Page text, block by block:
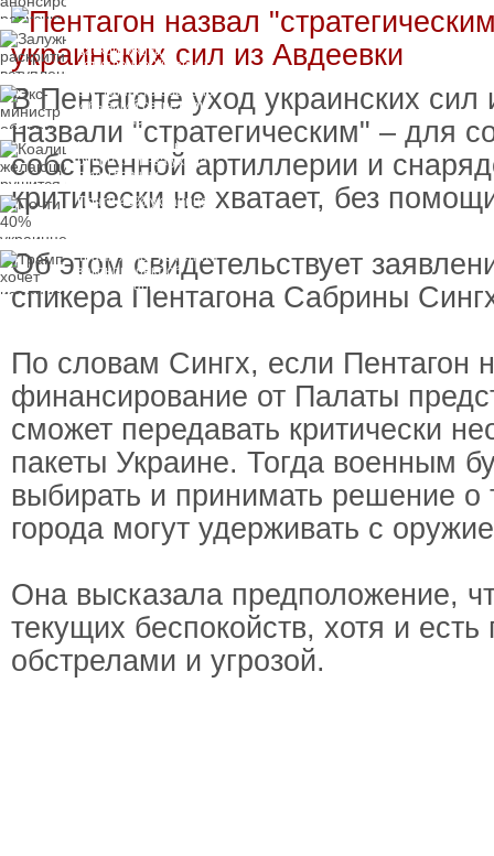
Залужный
раскритиковал
вступление Украины в
другие варианты
Экс-министр обороны
и бывший секретарь
СНБО Умеров получил
новую "вкусную"
Коалиция желающих
рушится из-за ухода
двух главных
сторонников Украины
Почти 40% украинцев
Трамп хочет изменить
законопроект об
"адских санкциях"
против России
В Пентагоне уход украинских сил
назвали "стратегическим" – для
собственной артиллерии и
критически не хватает, без
Об этом свидетельствует
спикера Пентагона Сабрины
По словам Сингх, если Пентагон
финансирование от Палаты
сможет передавать критически
пакеты Украине. Тогда военным
выбирать и принимать решение о
города могут удерживать с
Она высказала предположение,
текущих беспокойств, хотя и есть
обстрелами и угрозой.